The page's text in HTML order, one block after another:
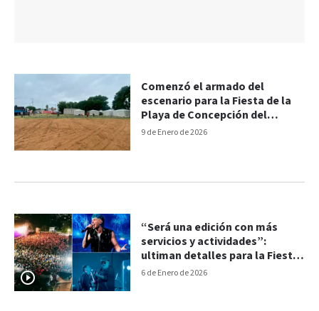
9 de Enero de 2026
Comenzó el armado del
escenario para la Fiesta de la
Playa de Concepción del
Uruguay
6 de Enero de 2026
“Será una edición con más
servicios y actividades”:
ultiman detalles para la Fiesta
de la Playa de Río